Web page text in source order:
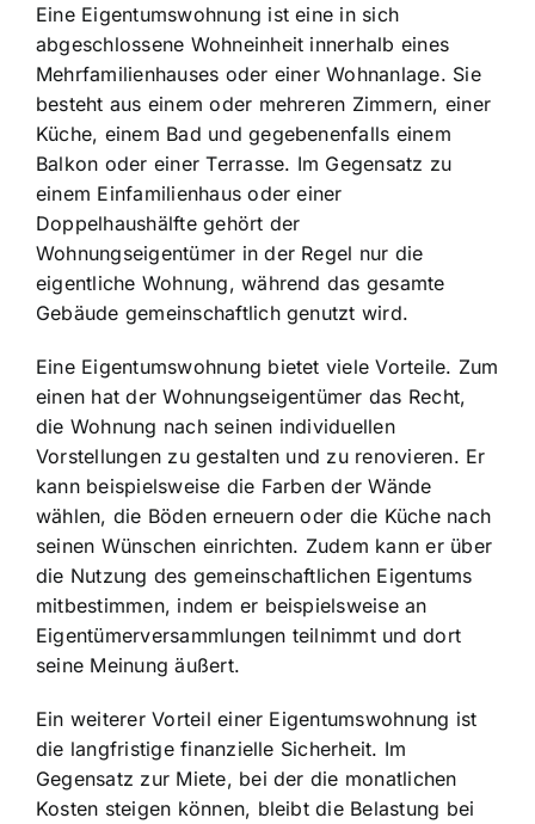
Eine Eigentumswohnung ist eine in sich
abgeschlossene Wohneinheit innerhalb eines
Mehrfamilienhauses oder einer Wohnanlage. Sie
besteht aus einem oder mehreren Zimmern, einer
Küche, einem Bad und gegebenenfalls einem
Balkon oder einer Terrasse. Im Gegensatz zu
einem Einfamilienhaus oder einer
Doppelhaushälfte gehört der
Wohnungseigentümer in der Regel nur die
eigentliche Wohnung, während das gesamte
Gebäude gemeinschaftlich genutzt wird.
Eine Eigentumswohnung bietet viele Vorteile. Zum
einen hat der Wohnungseigentümer das Recht,
die Wohnung nach seinen individuellen
Vorstellungen zu gestalten und zu renovieren. Er
kann beispielsweise die Farben der Wände
wählen, die Böden erneuern oder die Küche nach
seinen Wünschen einrichten. Zudem kann er über
die Nutzung des gemeinschaftlichen Eigentums
mitbestimmen, indem er beispielsweise an
Eigentümerversammlungen teilnimmt und dort
seine Meinung äußert.
Ein weiterer Vorteil einer Eigentumswohnung ist
die langfristige finanzielle Sicherheit. Im
Gegensatz zur Miete, bei der die monatlichen
Kosten steigen können, bleibt die Belastung bei